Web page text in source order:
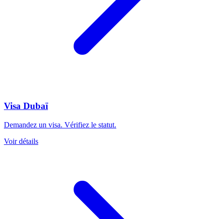
Visa Dubaï
Demandez un visa. Vérifiez le statut.
Voir détails